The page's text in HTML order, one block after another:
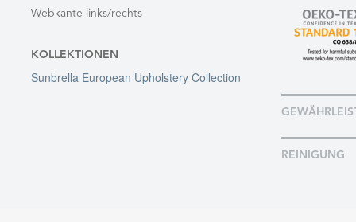
Webkante links/rechts
KOLLEKTIONEN
Sunbrella European Upholstery Collection
REINIGUNG